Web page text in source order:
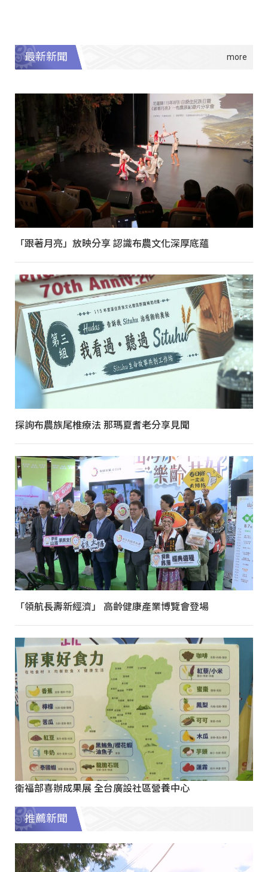
最新新聞
「跟著月亮」放映分享 認識布農文化深厚底蘊
探詢布農族尾椎療法 那瑪夏耆老分享見聞
「領航長壽新經濟」 高齡健康產業博覽會登場
衛福部喜辦成果展 全台廣設社區營養中心
推薦新聞